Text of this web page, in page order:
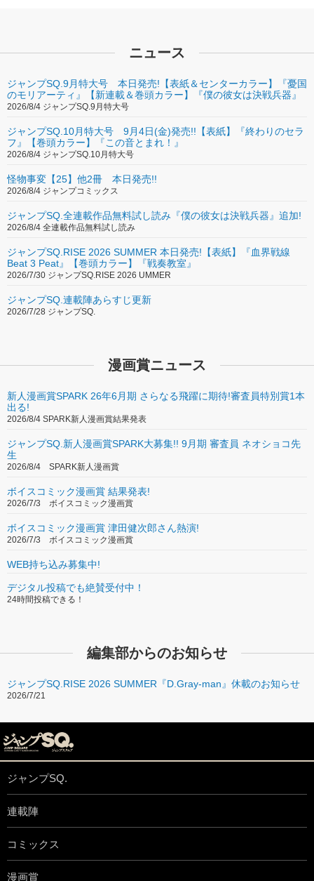
ニュース
ジャンプSQ.9月特大号 本日発売!【表紙＆センターカラー】『憂国
のモリアーティ』【新連載＆巻頭カラー】『僕の彼女は決戦兵器』
2026/8/4 ジャンプSQ.9月特大号
ジャンプSQ.10月特大号 9月4日(金)発売!!【表紙】『終わりのセラ
フ』【巻頭カラー】『この音とまれ！』
2026/8/4 ジャンプSQ.10月特大号
怪物事変【25】他2冊 本日発売!!
2026/8/4 ジャンプコミックス
ジャンプSQ.全連載作品無料試し読み『僕の彼女は決戦兵器』追加!
2026/8/4 全連載作品無料試し読み
ジャンプSQ.RISE 2026 SUMMER 本日発売!【表紙】『血界戦線
Beat 3 Peat』【巻頭カラー】『戦奏教室』
2026/7/30 ジャンプSQ.RISE 2026 UMMER
ジャンプSQ.連載陣あらすじ更新
2026/7/28 ジャンプSQ.
漫画賞ニュース
新人漫画賞SPARK 26年6月期 さらなる飛躍に期待!審査員特別賞1本
出る!
2026/8/4 SPARK新人漫画賞結果発表
ジャンプSQ.新人漫画賞SPARK大募集!! 9月期 審査員 ネオショコ先
生
2026/8/4 SPARK新人漫画賞
ボイスコミック漫画賞 結果発表!
2026/7/3 ボイスコミック漫画賞
ボイスコミック漫画賞 津田健次郎さん熱演!
2026/7/3 ボイスコミック漫画賞
WEB持ち込み募集中!
デジタル投稿でも絶賛受付中！
24時間投稿できる！
編集部からのお知らせ
ジャンプSQ.RISE 2026 SUMMER『D.Gray-man』休載のお知らせ
2026/7/21
ジャンプSQ.
連載陣
コミックス
漫画賞